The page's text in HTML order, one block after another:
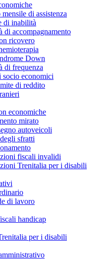
mensile di assistenza
di inabilità
di accompagnamento
ricovero
Down
di frequenza
socio economici
di reddito
economiche
mirato
autoveicoli
sfratti
fiscali invalidi
Trenitalia per i disabili
di lavoro
handicap
per i disabili